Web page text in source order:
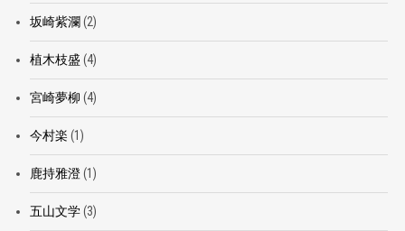
坂崎紫瀾 (2)
植木枝盛 (4)
宮崎夢柳 (4)
今村楽 (1)
鹿持雅澄(1)
五山文学(3)